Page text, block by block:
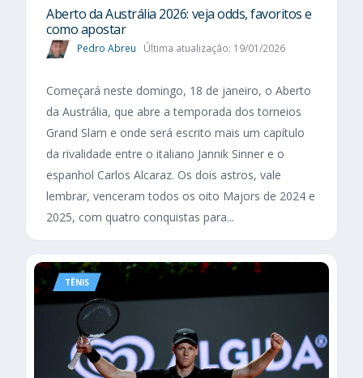
Aberto da Austrália 2026: veja odds, favoritos e
como apostar
Pedro Abreu Última atualização: 19/01/2026
Começará neste domingo, 18 de janeiro, o Aberto
da Austrália, que abre a temporada dos torneios
Grand Slam e onde será escrito mais um capítulo
da rivalidade entre o italiano Jannik Sinner e o
espanhol Carlos Alcaraz. Os dois astros, vale
lembrar, venceram todos os oito Majors de 2024 e
2025, com quatro conquistas para...
TÊNIS